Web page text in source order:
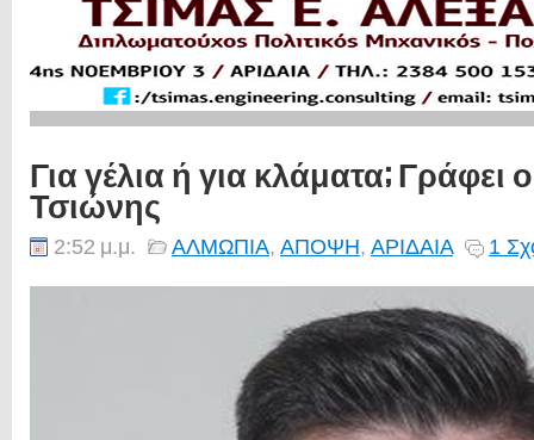
Για γέλια ή για κλάματα; Γράφει
Τσιώνης
2:52 μ.μ. ΑΛΜΩΠΙΑ, ΑΠΟΨΗ, ΑΡΙΔΑΙΑ 1